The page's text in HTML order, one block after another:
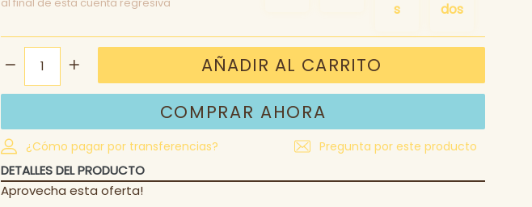
AÑADIR AL CARRITO
COMPRAR AHORA
¿Cómo pagar por transferencias? Pregunta por este producto
DETALLES DEL PRODUCTO
Aprovecha esta oferta!